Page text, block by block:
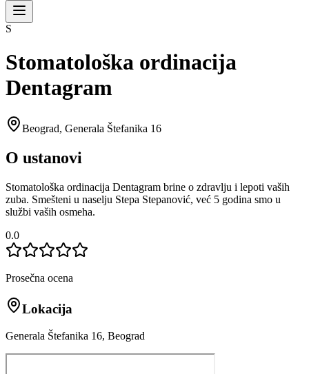
S
Stomatološka ordinacija
Dentagram
Beograd, Generala Štefanika 16
O ustanovi
Stomatološka ordinacija Dentagram brine o zdravlju i lepoti vaših
zuba. Smešteni u naselju Stepa Stepanović, već 5 godina smo u
službi vaših osmeha.
0.0
Prosečna ocena
Lokacija
Generala Štefanika 16, Beograd